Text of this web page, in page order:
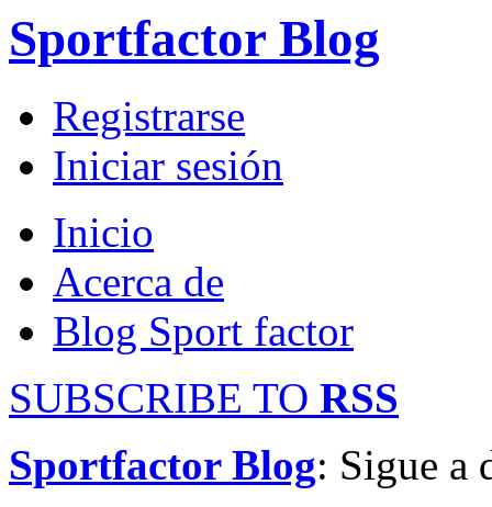
Sportfactor Blog
Registrarse
Iniciar sesión
Inicio
Acerca de
Blog Sport factor
SUBSCRIBE TO RSS
Sportfactor Blog: Sigue a